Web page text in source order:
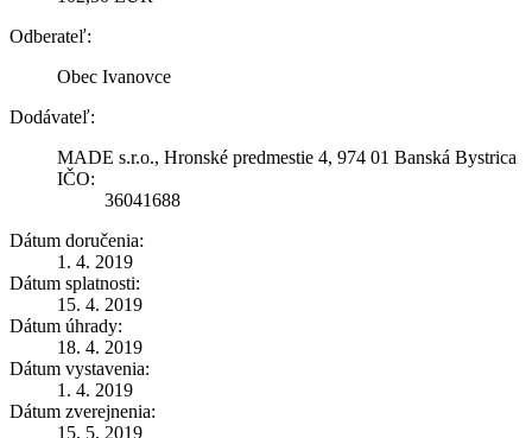
Odberateľ:
Obec Ivanovce
Dodávateľ:
MADE s.r.o., Hronské predmestie 4, 974 01 Banská Bystrica
IČO:
36041688
Dátum doručenia:
1. 4. 2019
Dátum splatnosti:
15. 4. 2019
Dátum úhrady:
18. 4. 2019
Dátum vystavenia:
1. 4. 2019
Dátum zverejnenia:
15. 5. 2019